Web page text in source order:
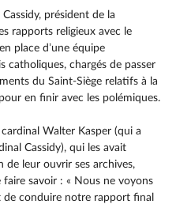
président de la
rapports reli­gieux avec le
place d’une équipe
catholi­ques, chargés de passer
du Saint-Siège relatifs à la
en finir avec les polémiques.
Walter Kasper (qui a
Cassidy), qui les avait
de leur ouvrir ses archives,
faire savoir : « Nous ne voyons
conduire notre rapport final